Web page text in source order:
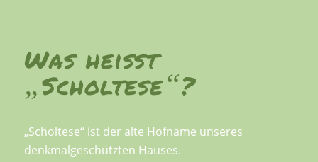
Was heißt
„Scholtese“?
„Scholtese“ ist der alte Hofname unseres
denkmalgeschützten Hauses.